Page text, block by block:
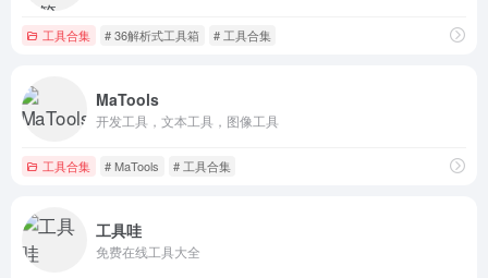
工具合集 # 36解析式工具箱 # 工具合集
MaTools
开发工具，文本工具，图像工具
工具合集 # MaTools # 工具合集
工具哇
免费在线工具大全